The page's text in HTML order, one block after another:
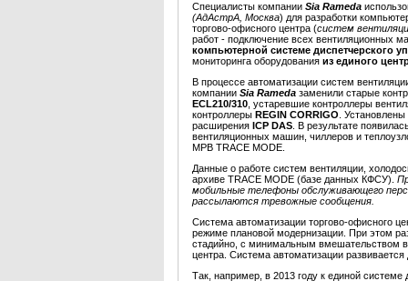
Специалисты компании Sia Rameda
(АдАстрА, Москва) для разработки
торгово-офисного центра (систем
работ - подключение всех вентиляционных
компьютерной системе диспетчерского
мониторинга оборудования из единого
В процессе автоматизации систем
компании Sia Rameda заменили старые
ECL210/310 , устаревшие контроллеры
контроллеры REGIN CORRIGO .
расширения ICP DAS . В результате
вентиляционных машин, чиллеров и
МРВ TRACE MODE.
Данные о работе систем вентиляции,
архиве TRACE MODE (базе данных КФСУ).
мобильные телефоны обслуживающего
рассылаются тревожные сообщения.
Система автоматизации торгово-офисного
режиме плановой модернизации. При этом
стадийно, с минимальным вмешательством
центра. Система автоматизации развивается
Так, например, в 2013 году к единой